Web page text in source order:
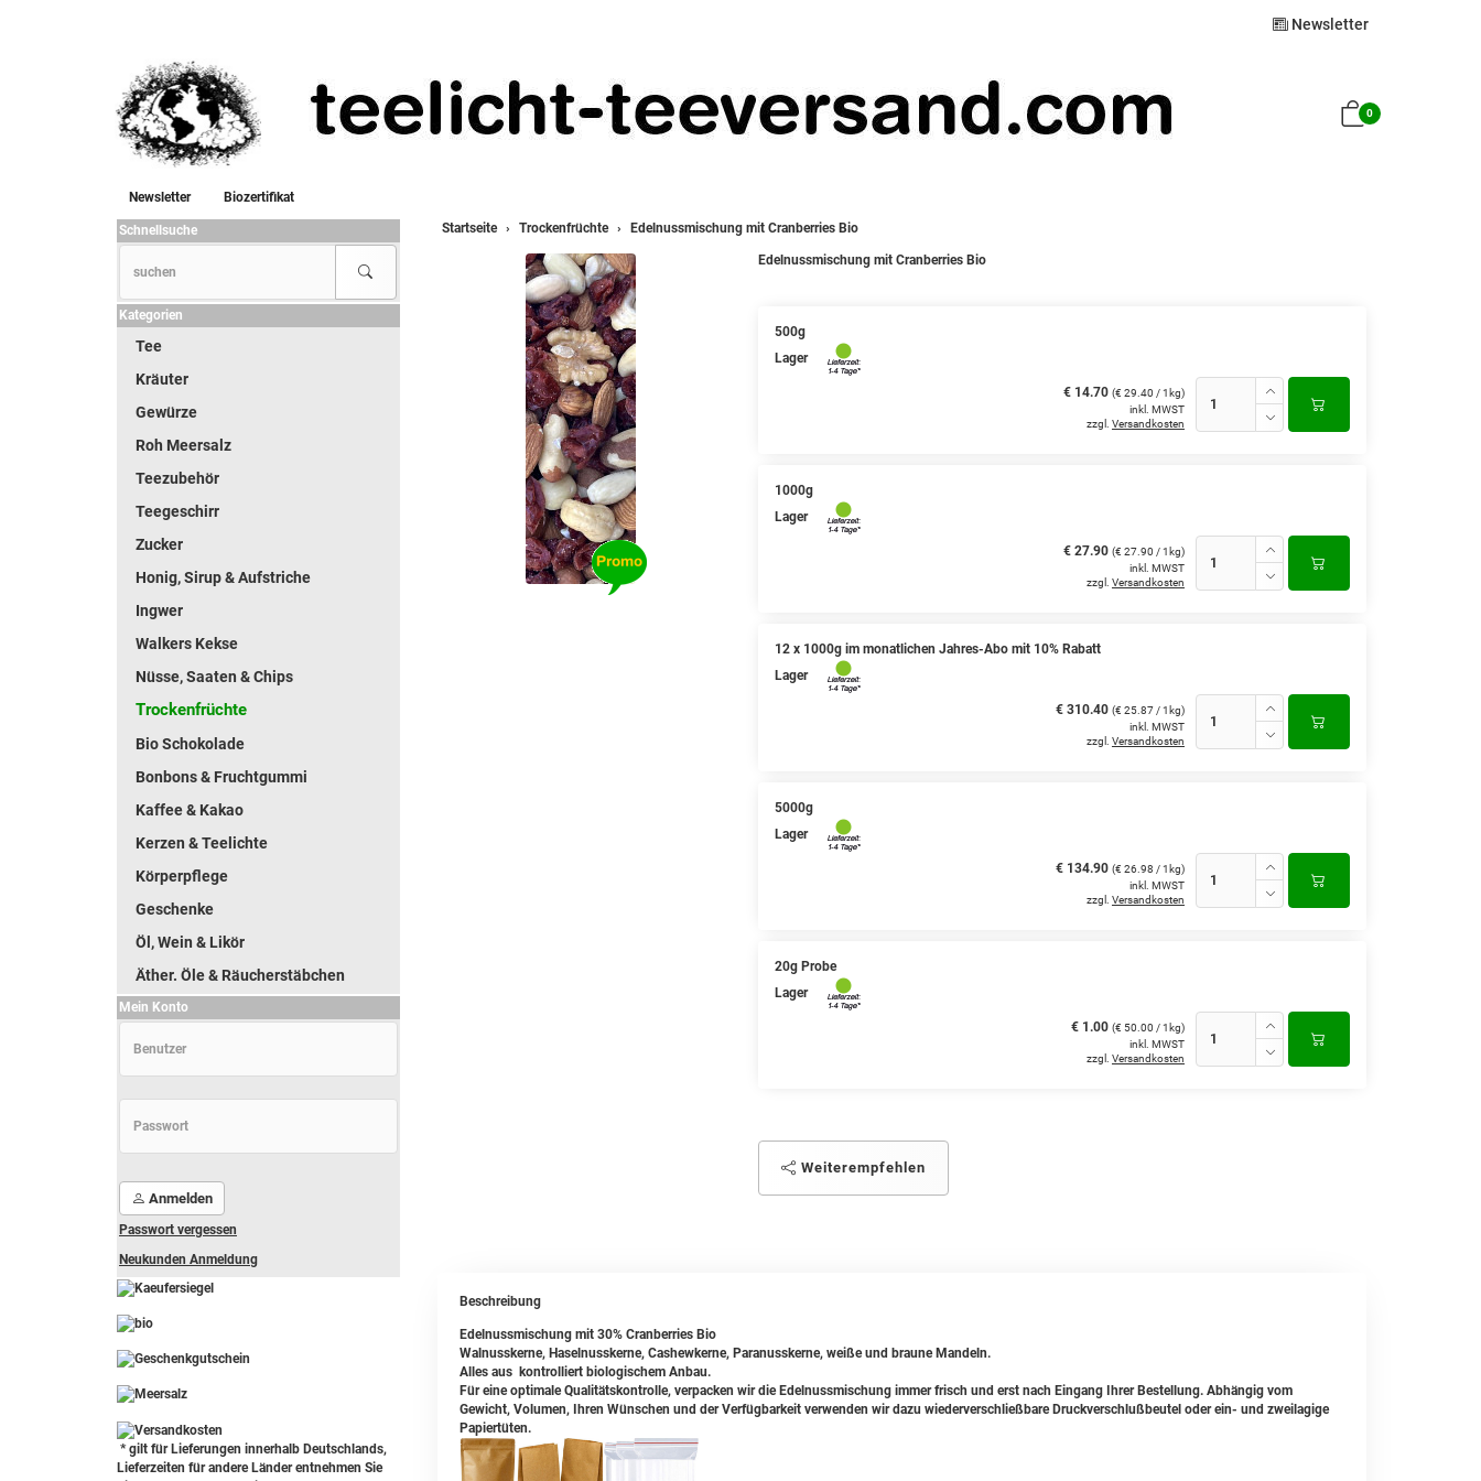
Newsletter
0
Newsletter
Biozertifikat
Startseite
Trockenfrüchte Edelnussmischung mit Cranberries Bio
Edelnussmischung mit Cranberries Bio
500g
Lager
€ 14.70 (€ 29.40 / 1kg)
inkl. MWST
zzgl. Versandkosten
1000g
Lager
€ 27.90 (€ 27.90 / 1kg)
inkl. MWST
zzgl. Versandkosten
12 x 1000g im monatlichen Jahres-Abo mit 10% Rabatt
Lager
€ 310.40 (€ 25.87 / 1kg)
inkl. MWST
zzgl. Versandkosten
5000g
Lager
€ 134.90 (€ 26.98 / 1kg)
inkl. MWST
zzgl. Versandkosten
20g Probe
Lager
€ 1.00 (€ 50.00 / 1kg)
inkl. MWST
zzgl. Versandkosten
Weiterempfehlen
Beschreibung
Edelnussmischung mit 30% Cranberries Bio
Walnusskerne, Haselnusskerne, Cashewkerne, Paranusskerne, weiße und braune Mandeln.
Alles aus kontrolliert biologischem Anbau.
Für eine optimale Qualitätskontrolle, verpacken wir die Edelnussmischung immer frisch und erst nach Eingang Ihrer Bestellung. Abhängig vom
Gewicht, Volumen, Ihren Wünschen und der Verfügbarkeit verwenden wir dazu wiederverschließbare Druckverschlußbeutel oder ein- und zweilagige
Papiertüten.
Schnellsuche
Kategorien
Tee
Kräuter
Gewürze
Roh Meersalz
Teezubehör
Teegeschirr
Zucker
Honig, Sirup & Aufstriche
Ingwer
Walkers Kekse
Nüsse, Saaten & Chips
Trockenfrüchte
Bio Schokolade
Bonbons & Fruchtgummi
Kaffee & Kakao
Kerzen & Teelichte
Körperpflege
Geschenke
Öl, Wein & Likör
Äther. Öle & Räucherstäbchen
Mein Konto
Anmelden
Passwort vergessen
Neukunden Anmeldung
* gilt für Lieferungen innerhalb Deutschlands,
Lieferzeiten für andere Länder entnehmen Sie